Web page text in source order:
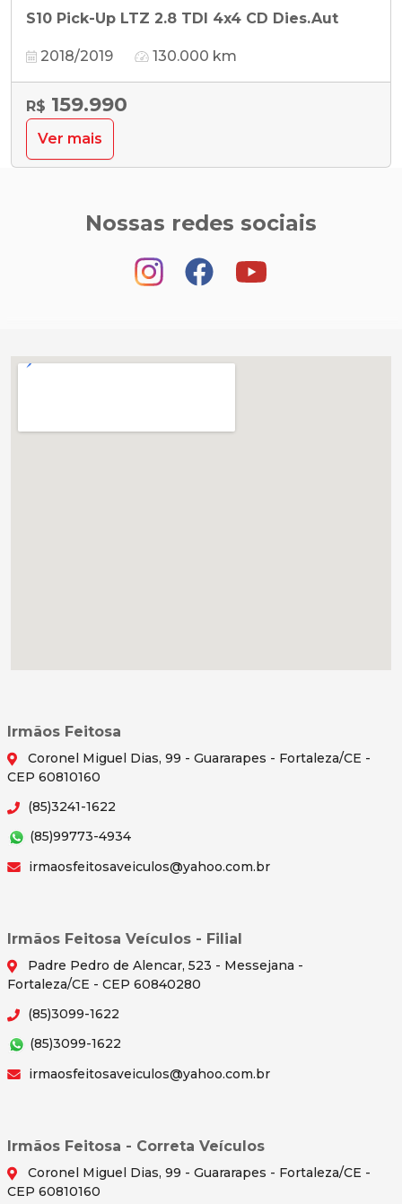
S10 Pick-Up LTZ 2.8 TDI 4x4 CD Dies.Aut
2018/2019 130.000 km
R$ 159.990
Ver mais
Nossas redes sociais
Irmãos Feitosa
Coronel Miguel Dias, 99 - Guararapes - Fortaleza/CE -
CEP 60810160
(85)3241-1622
(85)99773-4934
irmaosfeitosaveiculos@yahoo.com.br
Irmãos Feitosa Veículos - Filial
Padre Pedro de Alencar, 523 - Messejana -
Fortaleza/CE - CEP 60840280
(85)3099-1622
(85)3099-1622
irmaosfeitosaveiculos@yahoo.com.br
Irmãos Feitosa - Correta Veículos
Coronel Miguel Dias, 99 - Guararapes - Fortaleza/CE -
CEP 60810160